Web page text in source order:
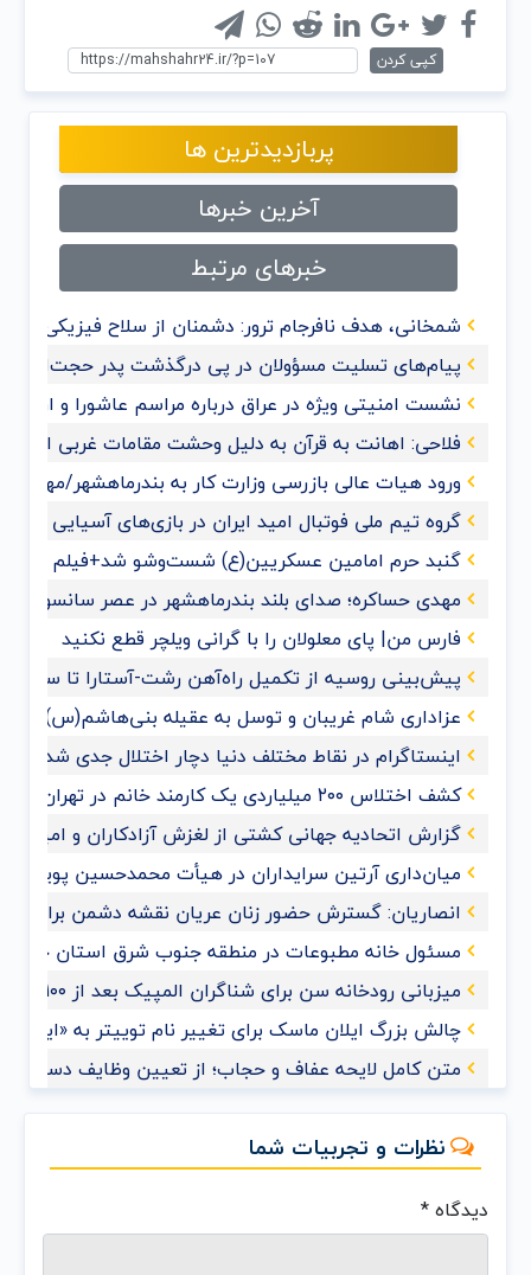
کپی کردن
پربازدیدترین ها
آخرین خبرها
خبرهای مرتبط
شمخانی، هدف نافرجام ترور: دشمنان از سلاح فیزیکی
پیام‌های تسلیت مسؤولان در پی درگذشت پدر
نشست امنیتی ویژه در عراق درباره مراسم عاشورا و
فلاحی: اهانت به قرآن‌ به دلیل وحشت مقامات غربی از
ورود هیات عالی بازرسی وزارت کار به بندرماهشهر/مهدی
گروه تیم ملی فوتبال امید ایران در بازی‌های آسیایی
گنبد حرم امامین عسکریین(ع) شست‌وشو شد+فیلم و
مهدی حساکره؛ صدای بلند بندرماهشهر در عصر سانسور و
فارس من| پای معلولان را با گرانی ویلچر قطع نکنید
پیش‌بینی روسیه از تکمیل راه‌آهن رشت-آستارا تا سال ‌۲۰۲۸
عزاداری شام غریبان و توسل به عقیله بنی‌هاشم(س) با
اینستاگرام در نقاط مختلف دنیا دچار اختلال جدی شد
کشف اختلاس ۲۰۰ میلیاردی یک کارمند خانم در تهران
گزارش اتحادیه جهانی کشتی از لغزش آزادکاران و
میان‌داری آرتین سرایداران در هیأت محمدحسین
انصاریان: گسترش حضور زنان عریان نقشه دشمن برای
مسئول خانه مطبوعات در منطقه جنوب شرق استان
میزبانی رودخانه سن برای شناگران المپیک بعد از ۱۰۰ سال
چالش بزرگ ایلان ماسک برای تغییر نام توییتر به «ایکس»
متن کامل لایحه عفاف و حجاب؛ از تعیین وظایف
نظرات و تجربیات شما
دیدگاه*